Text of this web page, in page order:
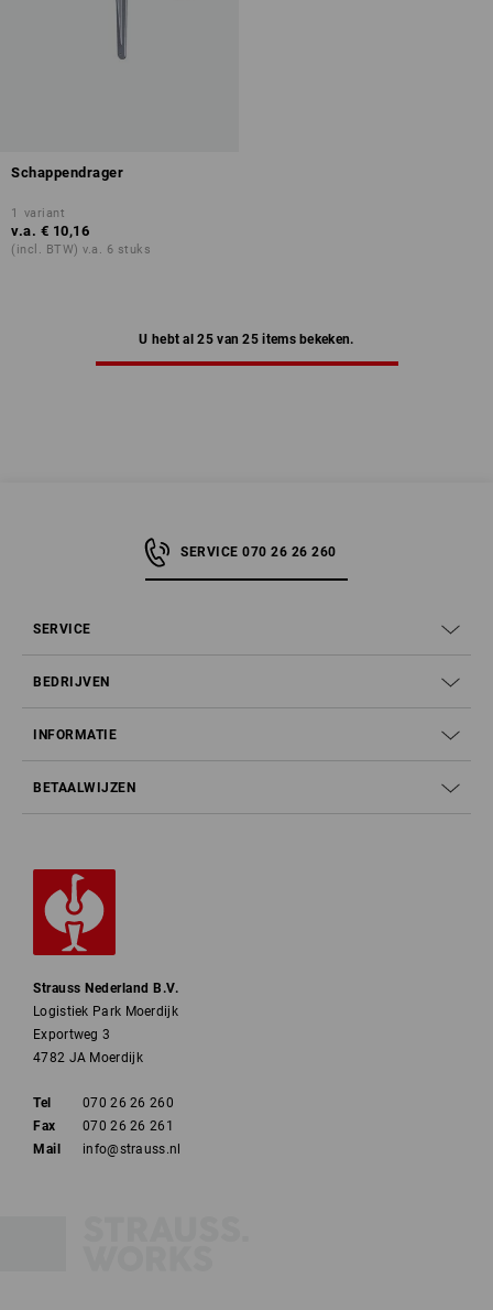
Schappendrager
1 variant
v.a. € 10,16
(incl. BTW) v.a. 6 stuks
U hebt al 25 van 25 items bekeken.
SERVICE 070 26 26 260
SERVICE
BEDRIJVEN
INFORMATIE
BETAALWIJZEN
Strauss Nederland B.V.
Logistiek Park Moerdijk
Exportweg 3
4782 JA Moerdijk
Tel
070 26 26 260
Fax
070 26 26 261
Mail
info@strauss.nl